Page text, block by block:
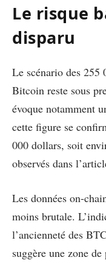
Le risque
disparu
Le scénario des
Bitcoin reste sous
évoque notamment
cette figure se
000 dollars, soit
observés dans
Les données on-
moins brutale.
l’ancienneté des
suggère une zone